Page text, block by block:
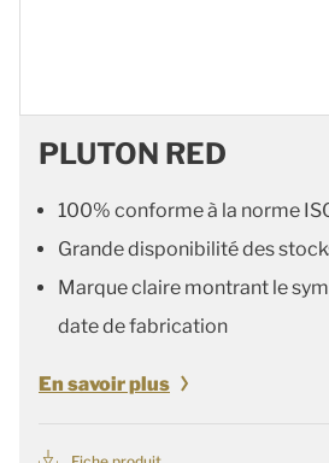
PLUTON RED
100% conforme à la norme
Grande disponibilité des
Marque claire montrant le
date de fabrication
En savoir plus